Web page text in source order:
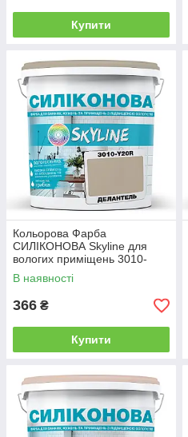
Купити
Кольорова Фарба
СИЛІКОНОВА Skyline для
вологих приміщень 3010-
Y20R Делантель 1л
В наявності
366 ₴
Купити